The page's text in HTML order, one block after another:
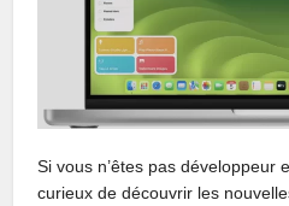
Si vous n’êtes pas développeur
curieux de découvrir les